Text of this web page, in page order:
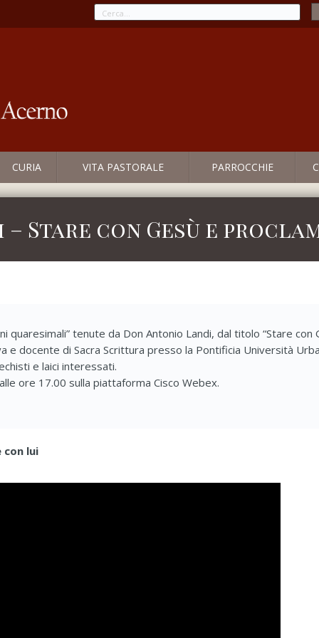
CURIA VITA PASTORALE PARROCCHIE
Stare con Gesù e
quaresimali” tenute da Don Antonio Landi, dal titolo “Stare con
e docente di Sacra Scrittura presso la Pontificia Università
e laici interessati.
ore 17.00 sulla piattaforma Cisco Webex.
con lui